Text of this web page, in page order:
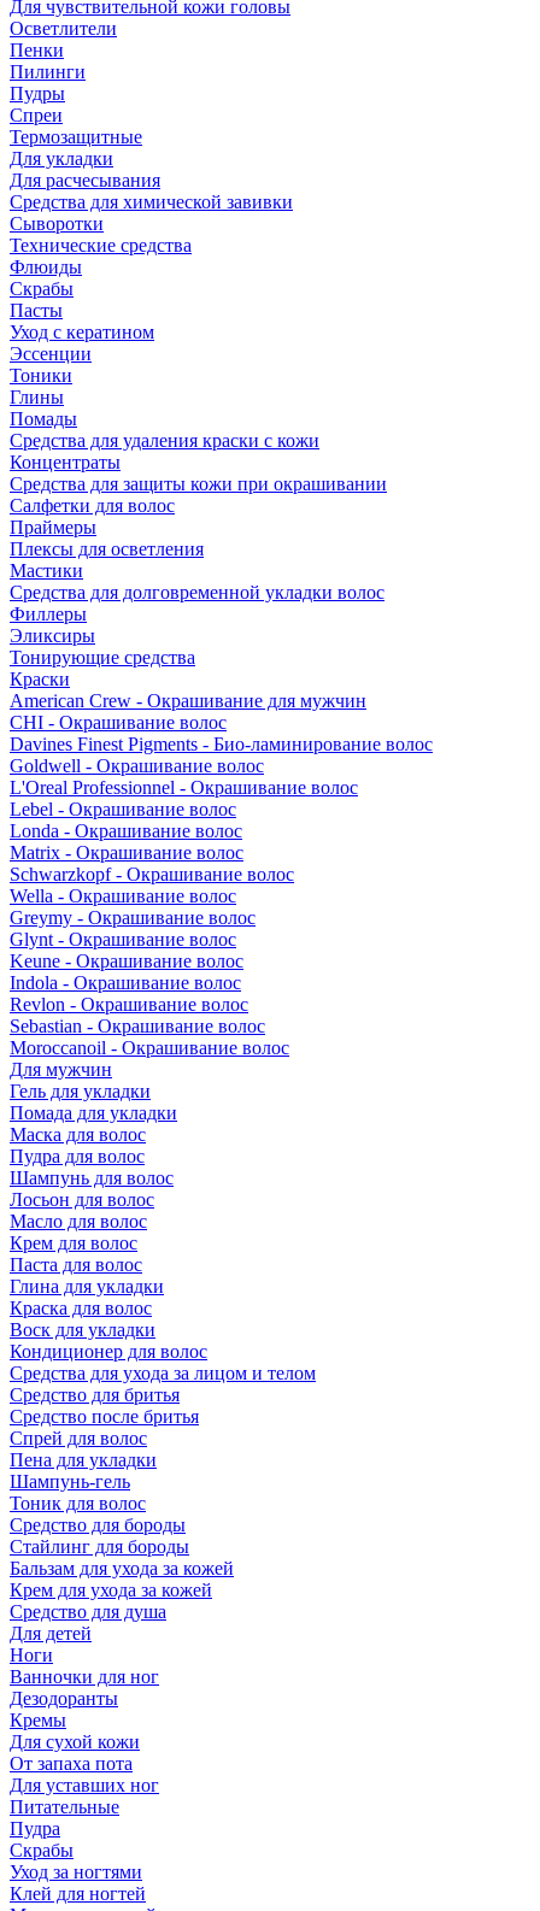
Для чувствительной кожи головы
Осветлители
Пенки
Пилинги
Пудры
Спреи
Термозащитные
Для укладки
Для расчесывания
Средства для химической завивки
Сыворотки
Технические средства
Флюиды
Скрабы
Пасты
Уход с кератином
Эссенции
Тоники
Глины
Помады
Средства для удаления краски с кожи
Концентраты
Средства для защиты кожи при окрашивании
Салфетки для волос
Праймеры
Плексы для осветления
Мастики
Средства для долговременной укладки волос
Филлеры
Эликсиры
Тонирующие средства
Краски
American Crew - Окрашивание для мужчин
CHI - Окрашивание волос
Davines Finest Pigments - Био-ламинирование волос
Goldwell - Окрашивание волос
L'Oreal Professionnel - Окрашивание волос
Lebel - Окрашивание волос
Londa - Окрашивание волос
Matrix - Окрашивание волос
Schwarzkopf - Окрашивание волос
Wella - Окрашивание волос
Greymy - Окрашивание волос
Glynt - Окрашивание волос
Keune - Окрашивание волос
Indola - Окрашивание волос
Revlon - Окрашивание волос
Sebastian - Окрашивание волос
Moroccanoil - Окрашивание волос
Для мужчин
Гель для укладки
Помада для укладки
Маска для волос
Пудра для волос
Шампунь для волос
Лосьон для волос
Масло для волос
Крем для волос
Паста для волос
Глина для укладки
Краска для волос
Воск для укладки
Кондиционер для волос
Средства для ухода за лицом и телом
Средство для бритья
Средство после бритья
Спрей для волос
Пена для укладки
Шампунь-гель
Тоник для волос
Средство для бороды
Стайлинг для бороды
Бальзам для ухода за кожей
Крем для ухода за кожей
Средство для душа
Для детей
Ноги
Ванночки для ног
Дезодоранты
Кремы
Для сухой кожи
От запаха пота
Для уставших ног
Питательные
Пудра
Скрабы
Уход за ногтями
Клей для ногтей